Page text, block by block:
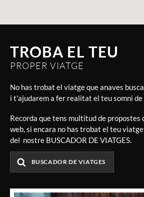
TROBA EL TEU
PROPER VIATGE
No has trobat el viatge que anaves
i t'ajudarem a fer realitat el teu somni
Recorda que tens multitud de propostes
web, si encara no has trobat el teu
del nostre BUSCADOR DE VIATGES.
BUSCADOR DE VIATGES